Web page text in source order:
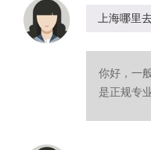
上海哪里
你好，一
是正规专